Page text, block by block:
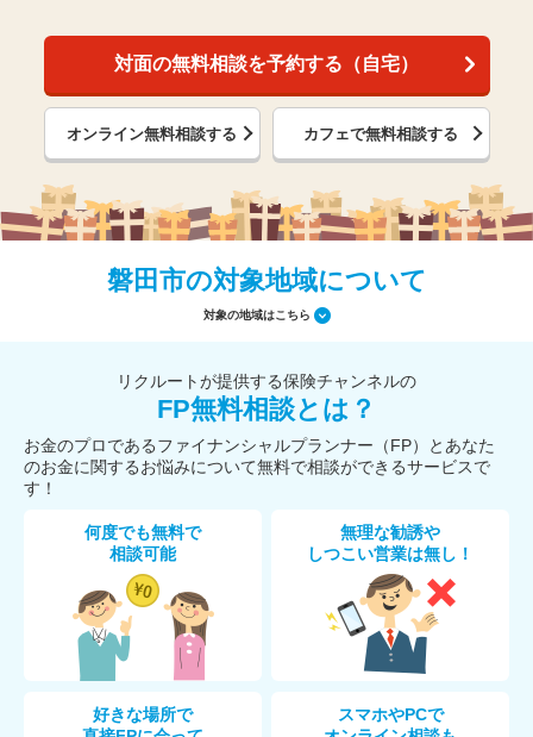
対面の無料相談を予約する（自宅）
オンライン無料相談する カフェで無料相談する
磐田市の対象地域について
対象の地域はこちら
リクルートが提供する保険チャンネルの
FP無料相談とは？
お金のプロであるファイナンシャルプランナー（FP）とあなた
のお金に関するお悩みについて無料で相談ができるサービスで
す！
何度でも無料で
相談可能
無理な勧誘や
しつこい営業は無し！
好きな場所で
スマホやPCで